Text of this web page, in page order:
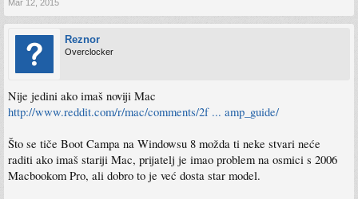
Mar 12, 2015
Reznor
Overclocker
Nije jedini ako imaš noviji Mac
http://www.reddit.com/r/mac/comments/2f ... amp_guide/
Što se tiče Boot Campa na Windowsu 8 možda ti neke stvari neće
raditi ako imaš stariji Mac, prijatelj je imao problem na osmici s 2006
Macbookom Pro, ali dobro to je već dosta star model.